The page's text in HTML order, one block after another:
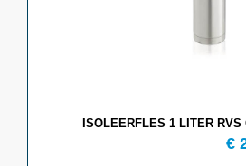
ISOLEERFLES 1 LITER
€